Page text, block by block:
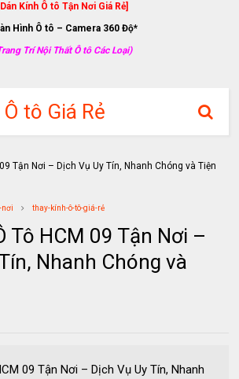
[Dán Kính Ô tô Tận Nơi Giá Rẻ]
Hình Ô tô – Camera 360 Độ*
Trí Nội Thất Ô tô Các Loại)
tô Giá Rẻ
nơi thay-kính-ô-tô-giá-rẻ
Tô HCM 09 Tận Nơi –
Nhanh Chóng và
09 Tận Nơi – Dịch Vụ Uy Tín, Nhanh